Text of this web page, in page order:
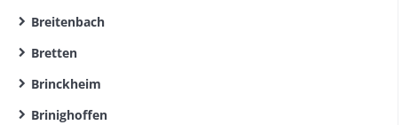
Breitenbach
Bretten
Brinckheim
Brinighoffen